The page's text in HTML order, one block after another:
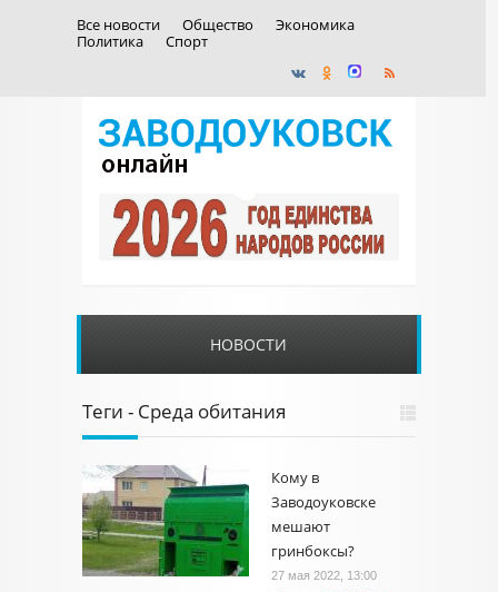
Все новости Общество
Экономика
Политика
Спорт
НОВОСТИ
Теги - Среда обитания
Кому в
Заводоуковске
мешают
гринбоксы?
27 мая 2022, 13:00